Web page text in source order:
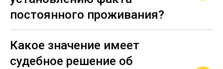
постоянного проживания?
Какое значение имеет
судебное решение об